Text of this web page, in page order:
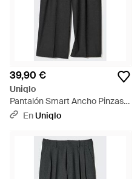
39,90 €
Uniqlo
Pantalón Smart Ancho Pinzas -
Negro
EnUniqlo